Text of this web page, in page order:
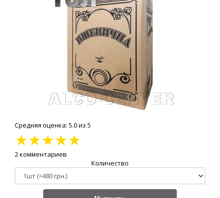
Средняя оценка: 5.0 из 5
★★★★★
2 комментариев
Количество